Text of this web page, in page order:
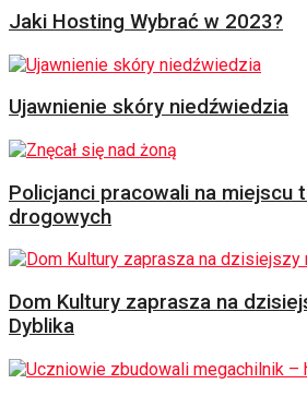
Jaki Hosting Wybrać w 2023?
Ujawnienie skóry niedźwiedzia
Policjanci pracowali na miejscu
drogowych
Dom Kultury zaprasza na
Dyblika